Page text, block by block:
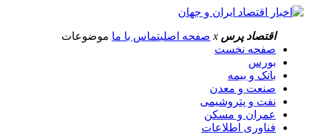
اقتصاد پرس x صفحه اصلیتماس با ما موضوعات
صفحه نخست
بورس
بانک و بیمه
صنعت و معدن
نفت و پتروشیمی
عمران و مسکن
فناوری اطلاعات